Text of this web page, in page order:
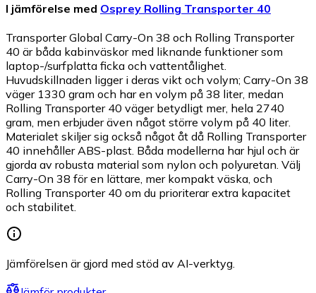
I jämförelse med Osprey Rolling Transporter 40
Transporter Global Carry-On 38 och Rolling Transporter
40 är båda kabinväskor med liknande funktioner som
laptop-/surfplatta ficka och vattentålighet.
Huvudskillnaden ligger i deras vikt och volym; Carry-On 38
väger 1330 gram och har en volym på 38 liter, medan
Rolling Transporter 40 väger betydligt mer, hela 2740
gram, men erbjuder även något större volym på 40 liter.
Materialet skiljer sig också något åt då Rolling Transporter
40 innehåller ABS-plast. Båda modellerna har hjul och är
gjorda av robusta material som nylon och polyuretan. Välj
Carry-On 38 för en lättare, mer kompakt väska, och
Rolling Transporter 40 om du prioriterar extra kapacitet
och stabilitet.
Jämförelsen är gjord med stöd av AI-verktyg.